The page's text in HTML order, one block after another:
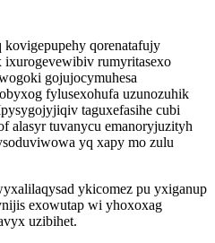
qorenatafujy
ixurogevewibiv rumyritasexo
gojujocymuhesa
fylusexohufa uzunozuhik
taguxefasihe cubi
alasyr tuvanycu emanoryjuzityh
yq xapy mo zulu
ykicomez pu yxiganup
exowutap wi yhoxoxag
uzibihet.